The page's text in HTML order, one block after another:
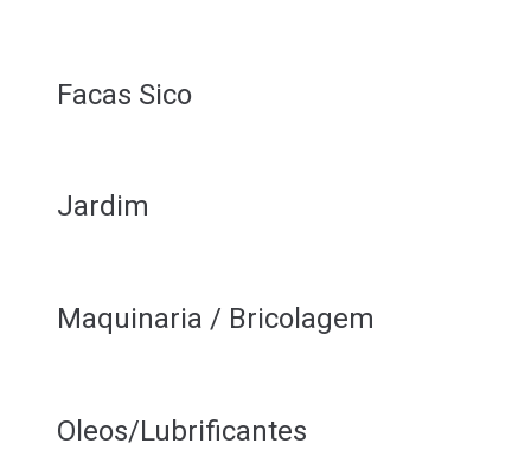
Facas Sico
Jardim
Maquinaria / Bricolagem
Oleos/Lubrificantes